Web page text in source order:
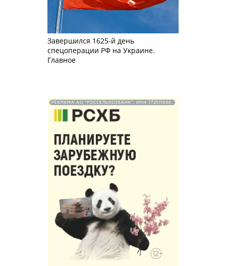
Завершился 1625-й день
спецоперации РФ на Украине.
Главное
РЕКЛАМА АО "РОССЕЛЬХОЗБАНК". ИНН 772511448.